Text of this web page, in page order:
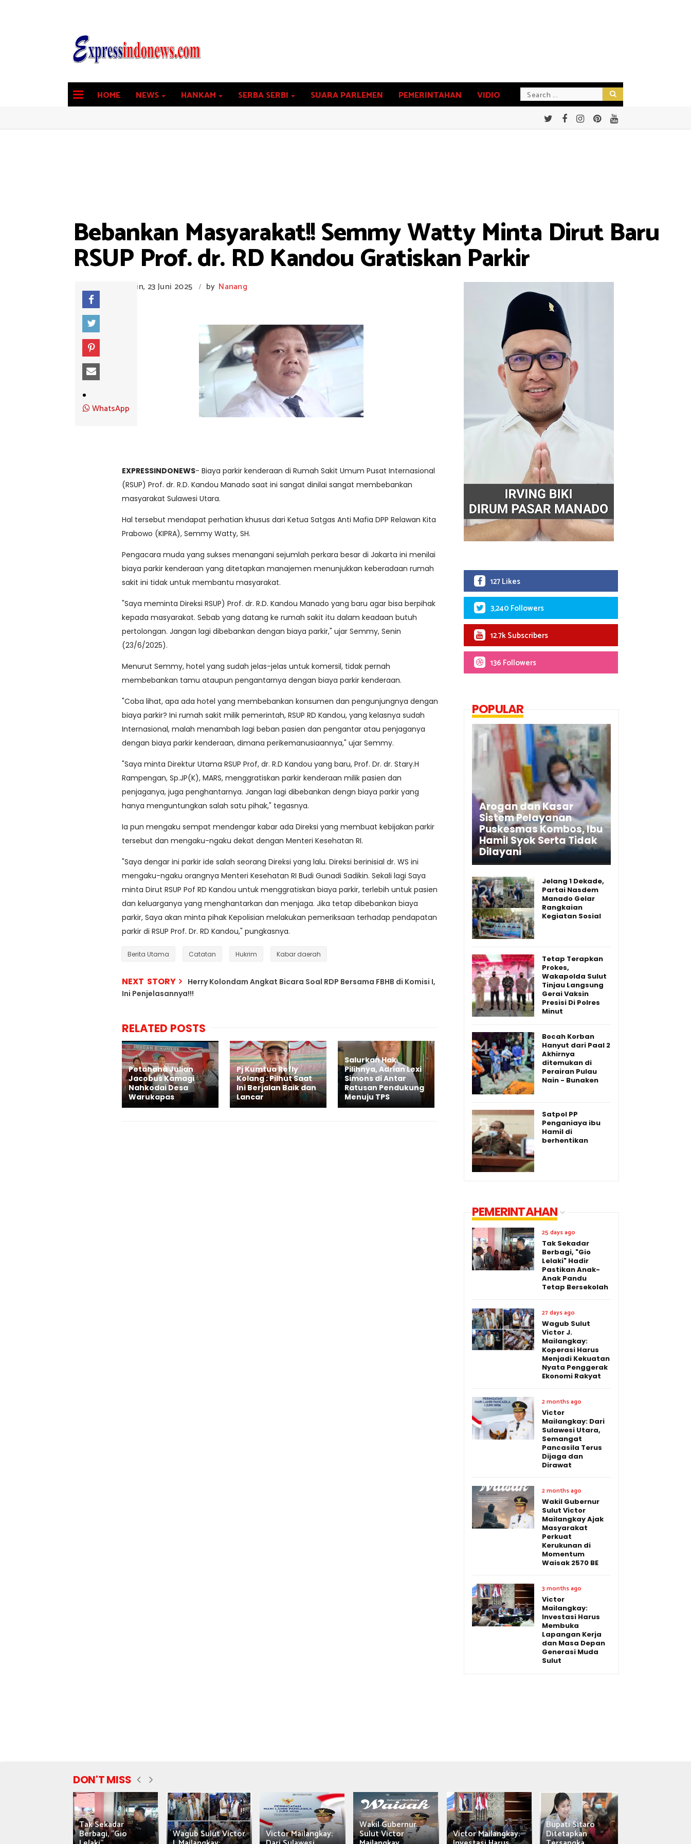
HOME NEWS HANKAM SERBA SERBI SUARA PARLEMEN PEMERINTAHAN VIDIO
Bebankan Masyarakat!! Semmy Watty Minta Dirut Baru
RSUP Prof. dr. RD Kandou Gratiskan Parkir
Senin, 23 Juni 2025 / by Nanang
WhatsApp
EXPRESSINDONEWS- Biaya parkir kenderaan di Rumah Sakit Umum Pusat Internasional
(RSUP) Prof. dr. R.D. Kandou Manado saat ini sangat dinilai sangat membebankan
masyarakat Sulawesi Utara.
Hal tersebut mendapat perhatian khusus dari Ketua Satgas Anti Mafia DPP Relawan Kita
Prabowo (KIPRA), Semmy Watty, SH.
Pengacara muda yang sukses menangani sejumlah perkara besar di Jakarta ini menilai
biaya parkir kenderaan yang ditetapkan manajemen menunjukkan keberadaan rumah
sakit ini tidak untuk membantu masyarakat.
"Saya meminta Direksi RSUP) Prof. dr. R.D. Kandou Manado yang baru agar bisa berpihak
kepada masyarakat. Sebab yang datang ke rumah sakit itu dalam keadaan butuh
pertolongan. Jangan lagi dibebankan dengan biaya parkir," ujar Semmy, Senin
(23/6/2025).
Menurut Semmy, hotel yang sudah jelas-jelas untuk komersil, tidak pernah
membebankan tamu ataupun pengantarnya dengan biaya parkir kenderaan.
"Coba lihat, apa ada hotel yang membebankan konsumen dan pengunjungnya dengan
biaya parkir? Ini rumah sakit milik pemerintah, RSUP RD Kandou, yang kelasnya sudah
Internasional, malah menambah lagi beban pasien dan pengantar atau penjaganya
dengan biaya parkir kenderaan, dimana perikemanusiaannya," ujar Semmy.
"Saya minta Direktur Utama RSUP Prof, dr. R.D Kandou yang baru, Prof. Dr. dr. Stary.H
Rampengan, Sp.JP(K), MARS, menggratiskan parkir kenderaan milik pasien dan
penjaganya, juga penghantarnya. Jangan lagi dibebankan dengn biaya parkir yang
hanya menguntungkan salah satu pihak," tegasnya.
Ia pun mengaku sempat mendengar kabar ada Direksi yang membuat kebijakan parkir
tersebut dan mengaku-ngaku dekat dengan Menteri Kesehatan RI.
"Saya dengar ini parkir ide salah seorang Direksi yang lalu. Direksi berinisial dr. WS ini
mengaku-ngaku orangnya Menteri Kesehatan RI Budi Gunadi Sadikin. Sekali lagi Saya
minta Dirut RSUP Pof RD Kandou untuk menggratiskan biaya parkir, terlebih untuk pasien
dan keluarganya yang menghantarkan dan menjaga. Jika tetap dibebankan biaya
parkir, Saya akan minta pihak Kepolisian melakukan pemeriksaan terhadap pendapatan
parkir di RSUP Prof. Dr. RD Kandou," pungkasnya.
Berita Utama Catatan Hukrim Kabar daerah
NEXT STORY
Herry Kolondam Angkat Bicara Soal RDP Bersama FBHB di Komisi I,
Ini Penjelasannya!!!
RELATED POSTS
Petahana Julian
Jacobus Kamagi
Nahkodai Desa
Warukapas
Pj Kumtua Refly
Kolang : Pilhut Saat
Ini Berjalan Baik dan
Lancar
Salurkan Hak
Pilihnya, Adrian Lexi
Simons di Antar
Ratusan Pendukung
Menuju TPS
127 Likes
3,240 Followers
12.7k Subscribers
136 Followers
POPULAR
Arogan dan Kasar
Sistem Pelayanan
Puskesmas Kombos, Ibu
Hamil Syok Serta Tidak
Dilayani
Jelang 1 Dekade,
Partai Nasdem
Manado Gelar
Rangkaian
Kegiatan Sosial
Tetap Terapkan
Prokes,
Wakapolda Sulut
Tinjau Langsung
Gerai Vaksin
Presisi Di Polres
Minut
Bocah Korban
Hanyut dari Paal 2
Akhirnya
ditemukan di
Perairan Pulau
Nain - Bunaken
Satpol PP
Penganiaya ibu
Hamil di
berhentikan
PEMERINTAHAN
25 days ago
Tak Sekadar
Berbagi, "Gio
Lelaki" Hadir
Pastikan Anak-
Anak Pandu
Tetap Bersekolah
27 days ago
Wagub Sulut
Victor J.
Mailangkay:
Koperasi Harus
Menjadi Kekuatan
Nyata Penggerak
Ekonomi Rakyat
2 months ago
Victor
Mailangkay: Dari
Sulawesi Utara,
Semangat
Pancasila Terus
Dijaga dan
Dirawat
2 months ago
Wakil Gubernur
Sulut Victor
Mailangkay Ajak
Masyarakat
Perkuat
Kerukunan di
Momentum
Waisak 2570 BE
3 months ago
Victor
Mailangkay:
Investasi Harus
Membuka
Lapangan Kerja
dan Masa Depan
Generasi Muda
Sulut
DON'T MISS
Tak Sekadar
Berbagi, "Gio Wagub Sulut Victor Victor Mailangkay:
Wakil Gubernur
Sulut Victor Victor Mailangkay:
Bupati Sitaro
Ditetapkan